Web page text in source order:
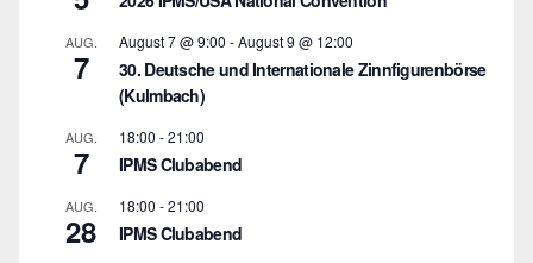
AUG.
7
August 7 @ 9:00 -August 9 @ 12:00
30. Deutsche und Internationale Zinnfigurenbörse
(Kulmbach)
AUG.
7
18:00 -21:00
IPMS Clubabend
AUG.
28
18:00 -21:00
IPMS Clubabend